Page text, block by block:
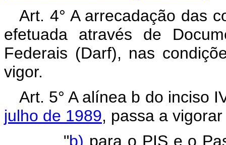
Art. 4° A arrecadação das
efetuada através de
Federais (Darf), nas
vigor.
Art. 5° A alínea b do inciso
julho de 1989, passa a
"b) para o PIS e o